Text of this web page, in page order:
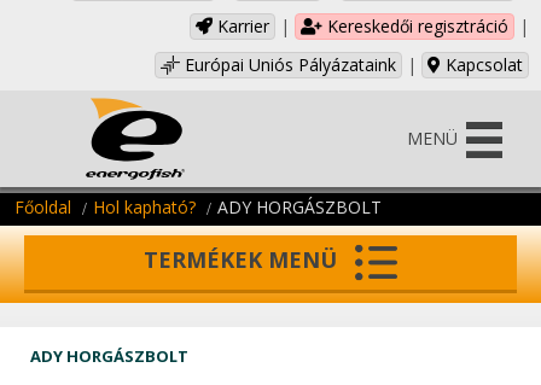
Karrier
| Kereskedői regisztráció
|
Európai Uniós Pályázataink
| Kapcsolat
MENÜ
Főoldal Hol kapható? ADY HORGÁSZBOLT
TERMÉKEK MENÜ
ADY HORGÁSZBOLT